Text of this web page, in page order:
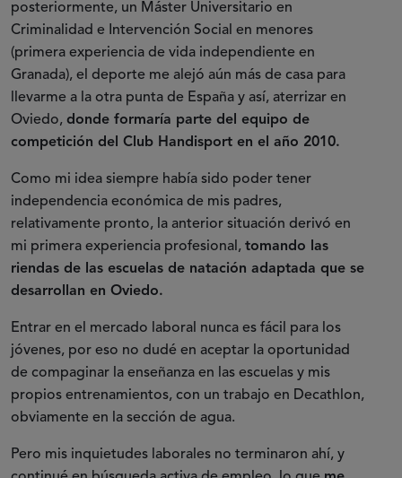
posteriormente, un Máster Universitario en
Criminalidad e Intervención Social en menores
(primera experiencia de vida independiente en
Granada), el deporte me alejó aún más de casa para
llevarme a la otra punta de España y así, aterrizar en
Oviedo, donde formaría parte del equipo de
competición del Club Handisport en el año 2010.
Como mi idea siempre había sido poder tener
independencia económica de mis padres,
relativamente pronto, la anterior situación derivó en
mi primera experiencia profesional, tomando las
riendas de las escuelas de natación adaptada que se
desarrollan en Oviedo.
Entrar en el mercado laboral nunca es fácil para los
jóvenes, por eso no dudé en aceptar la oportunidad
de compaginar la enseñanza en las escuelas y mis
propios entrenamientos, con un trabajo en Decathlon,
obviamente en la sección de agua.
Pero mis inquietudes laborales no terminaron ahí, y